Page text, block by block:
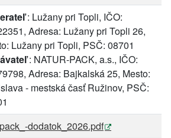
: Lužany pri Topli, IČO:
Adresa: Lužany pri Topli 26,
Lužany pri Topli, PSČ: 08701
: NATUR-PACK, a.s., IČO:
Adresa: Bajkalská 25, Mesto:
- mestská časť Ružinov, PSČ:
dodatok_2026.pdf